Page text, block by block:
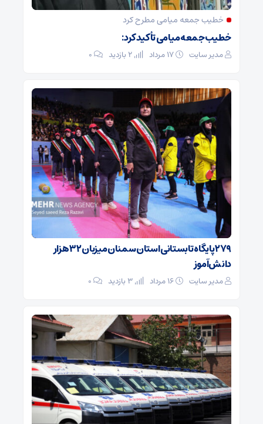
خطیب جمعه میامی مطرح کرد
خطیب جمعه میامی تأکید کرد:
مدیر سایت ۰
۲۷۹ پایگاه تابستانی استان سمنان میزبان ۳۲ هزار
دانش‌آموز
مدیر سایت ۰